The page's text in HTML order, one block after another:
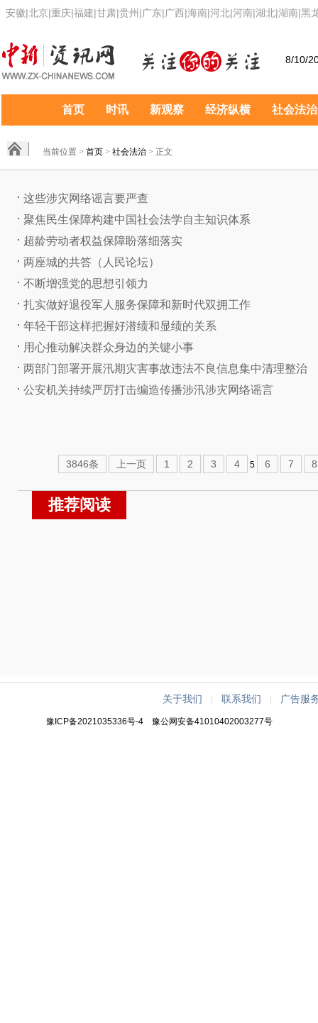
安徽|北京|重庆|福建|甘肃|贵州 |广东|广西|海南|河北|河南|湖北|湖南|黑
8/10/
首页 时讯 新观察 经济纵横 社会法治
当前位置 > 首页 > 社会法治 > 正文
这些涉灾网络谣言要严查
聚焦民生保障构建中国社会法学自主知识体系
超龄劳动者权益保障盼落细落实
两座城的共答（人民论坛）
不断增强党的思想引领力
扎实做好退役军人服务保障和新时代双拥工作
年轻干部这样把握好潜绩和显绩的关系
用心推动解决群众身边的关键小事
两部门部署开展汛期灾害事故违法不良信息集中清理整治
公安机关持续严厉打击编造传播涉汛涉灾网络谣言
3846条 上一页 1 2 3 4 5 6 7 8
推荐阅读
关于我们 联系我们 广告服
豫ICP备2021035336号-4 豫公网安备41010402003277号